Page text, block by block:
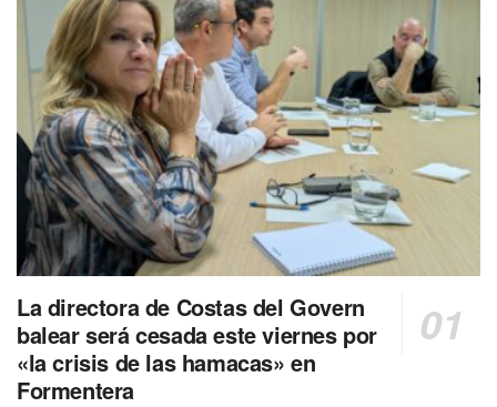
La directora de Costas del Govern
balear será cesada este viernes por
«la crisis de las hamacas» en
Formentera